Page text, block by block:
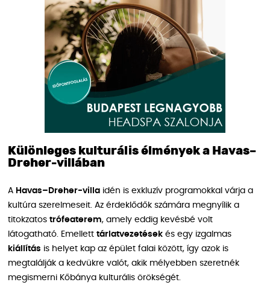
Különleges kulturális élmények a Havas–
Dreher-villában
A Havas–Dreher-villa idén is exkluzív programokkal várja a
kultúra szerelmeseit. Az érdeklődők számára megnyílik a
titokzatos trófeaterem, amely eddig kevésbé volt
látogatható. Emellett tárlatvezetések és egy izgalmas
kiállítás is helyet kap az épület falai között, így azok is
megtalálják a kedvükre valót, akik mélyebben szeretnék
megismerni Kőbánya kulturális örökségét.